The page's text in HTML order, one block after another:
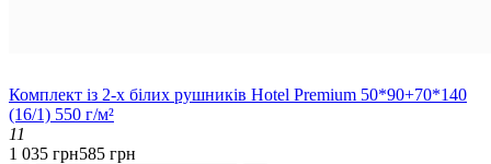
Комплект із 2-х білих рушників Hotel Premium 50*90+70*140
(16/1) 550 г/м²
11
1 035 грн585 грн